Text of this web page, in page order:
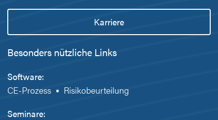
Karriere
Besonders nützliche Links
Software:
CE-Prozess ▪ Risikobeurteilung
Seminare: